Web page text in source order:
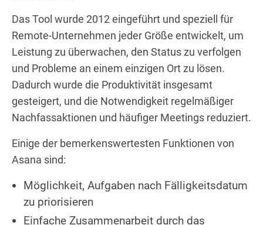
Das Tool wurde 2012 eingeführt und speziell für
Remote-Unternehmen jeder Größe entwickelt, um
Leistung zu überwachen, den Status zu verfolgen
und Probleme an einem einzigen Ort zu lösen.
Dadurch wurde die Produktivität insgesamt
gesteigert, und die Notwendigkeit regelmäßiger
Nachfassaktionen und häufiger Meetings reduziert.
Einige der bemerkenswertesten Funktionen von
Asana sind:
Möglichkeit, Aufgaben nach Fälligkeitsdatum
zu priorisieren
Einfache Zusammenarbeit durch das